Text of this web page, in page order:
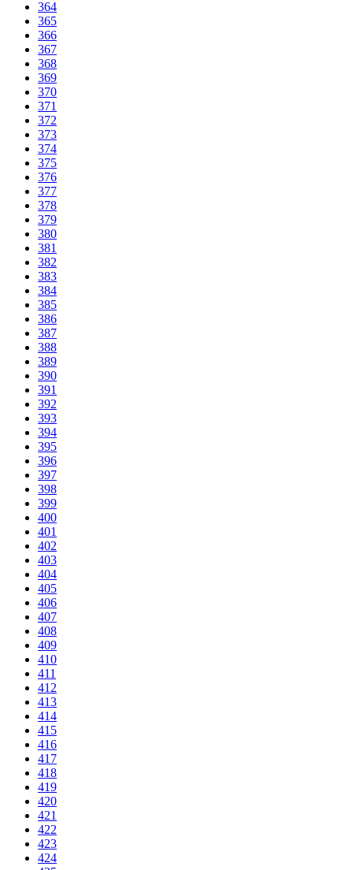
364
365
366
367
368
369
370
371
372
373
374
375
376
377
378
379
380
381
382
383
384
385
386
387
388
389
390
391
392
393
394
395
396
397
398
399
400
401
402
403
404
405
406
407
408
409
410
411
412
413
414
415
416
417
418
419
420
421
422
423
424